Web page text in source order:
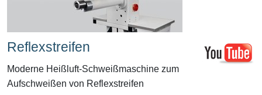
Reflexstreifen
Moderne Heißluft-Schweißmaschine zum
Aufschweißen von Reflexstreifen